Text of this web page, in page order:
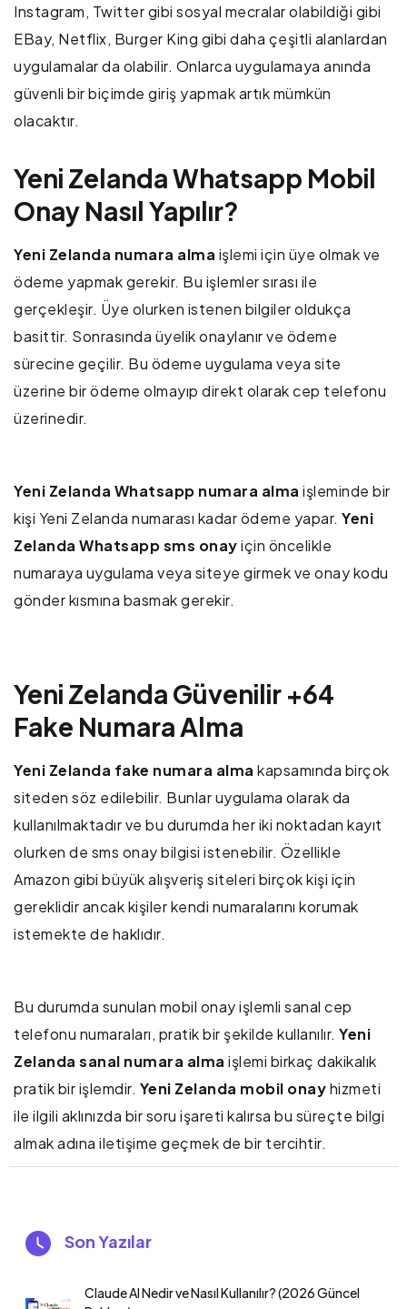
Instagram, Twitter gibi sosyal mecralar olabildiği gibi
EBay, Netflix, Burger King gibi daha çeşitli alanlardan
uygulamalar da olabilir. Onlarca uygulamaya anında
güvenli bir biçimde giriş yapmak artık mümkün
olacaktır.
Yeni Zelanda Whatsapp Mobil
Onay Nasıl Yapılır?
Yeni Zelanda numara alma işlemi için üye olmak ve
ödeme yapmak gerekir. Bu işlemler sırası ile
gerçekleşir. Üye olurken istenen bilgiler oldukça
basittir. Sonrasında üyelik onaylanır ve ödeme
sürecine geçilir. Bu ödeme uygulama veya site
üzerine bir ödeme olmayıp direkt olarak cep telefonu
üzerinedir.
Yeni Zelanda Whatsapp numara alma işleminde bir
kişi Yeni Zelanda numarası kadar ödeme yapar. Yeni
Zelanda Whatsapp sms onayiçin öncelikle
numaraya uygulama veya siteye girmek ve onay kodu
gönder kısmına basmak gerekir.
Yeni Zelanda Güvenilir +64
Fake Numara Alma
Yeni Zelanda fake numara alma kapsamında birçok
siteden söz edilebilir. Bunlar uygulama olarak da
kullanılmaktadır ve bu durumda her iki noktadan kayıt
olurken de sms onay bilgisi istenebilir. Özellikle
Amazon gibi büyük alışveriş siteleri birçok kişi için
gereklidir ancak kişiler kendi numaralarını korumak
istemekte de haklıdır.
Bu durumda sunulan mobil onay işlemli sanal cep
telefonu numaraları, pratik bir şekilde kullanılır. Yeni
Zelanda sanal numara alma işlemi birkaç dakikalık
pratik bir işlemdir. Yeni Zelanda mobil onayhizmeti
ile ilgili aklınızda bir soru işareti kalırsa bu süreçte bilgi
almak adına iletişime geçmek de bir tercihtir.
Son Yazılar
Claude AI Nedir ve Nasıl Kullanılır? (2026 Güncel